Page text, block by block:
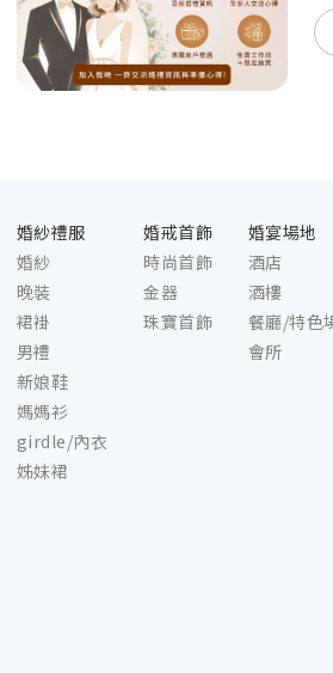
婚紗禮服
婚紗
晚裝
裙褂
男禮
新娘鞋
媽媽衫
girdle/內衣
姊妹裙
婚戒首飾
時尚首飾
金器
珠寶首飾
婚宴場地
酒店
酒樓
餐廳/特色
會所